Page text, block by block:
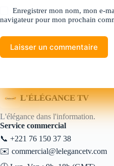
Enregistrer mon nom, mon e-
navigateur pour mon prochain
Laisser un commentaire
L'ÉLÉGANCE TV
L'élégance dans l'information.
Service commercial
📞 +221 76 150 37 38
✉️ commercial@lelegancetv.com